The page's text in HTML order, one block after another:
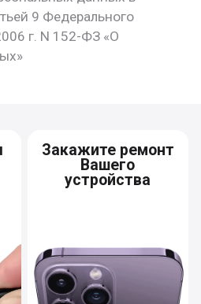
9 Федерального
г. N 152-ФЗ «О
Закажите ремонт
Вашего
устройства